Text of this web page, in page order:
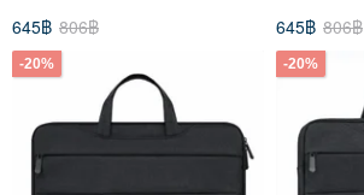
645฿ 806฿
645฿ 806฿
-20% -20%